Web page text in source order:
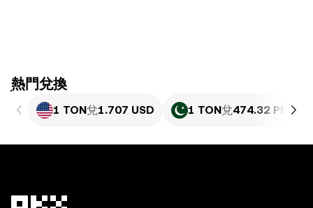
ִִִִִִִִִִִִִִִִִִִִִִִִִִִִִִִִִִִִִִִִִִִִִִִִ熱門兌換
1 TON兌1.707 USD 1 TON兌474.32 PKR